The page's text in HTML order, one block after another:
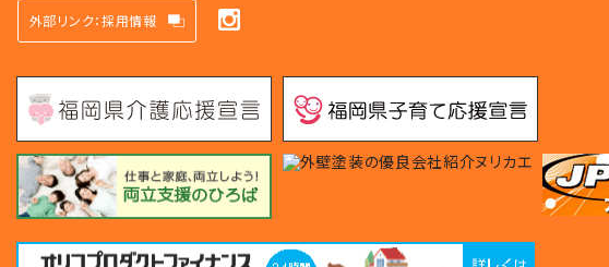
外部リンク：採用情報